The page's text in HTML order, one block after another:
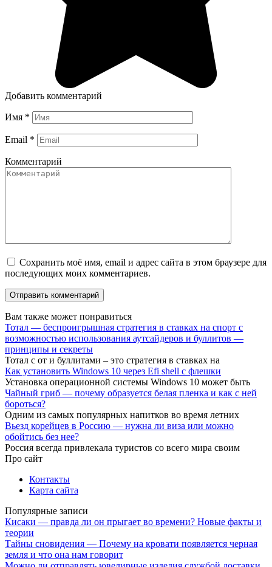
Добавить комментарий
Имя *
Email *
Комментарий
Сохранить моё имя, email и адрес сайта в этом браузере для
последующих моих комментариев.
Вам также может понравиться
Тотал — беспроигрышная стратегия в ставках на спорт с
возможностью использования аутсайдеров и буллитов —
принципы и секреты
Тотал с от и буллитами – это стратегия в ставках на
Как установить Windows 10 через Efi shell с флешки
Установка операционной системы Windows 10 может быть
Чайный гриб — почему образуется белая пленка и как с ней
бороться?
Одним из самых популярных напитков во время летних
Вьезд корейцев в Россию — нужна ли виза или можно
обойтись без нее?
Россия всегда привлекала туристов со всего мира своим
Про сайт
Контакты
Карта сайта
Популярные записи
Кисаки — правда ли он прыгает во времени? Новые факты и
теории
Тайны сновидения — Почему на кровати появляется черная
земля и что она нам говорит